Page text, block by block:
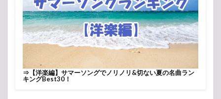
⇒ 【洋楽編】サマーソングでノリノリ&切ない夏の名曲ラン
キングBest30！